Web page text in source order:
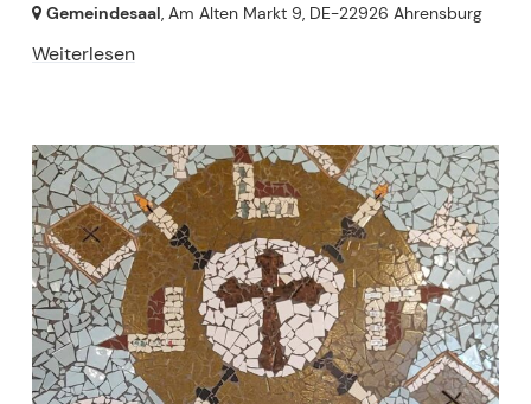
Gemeindesaal, Am Alten Markt 9, DE-22926 Ahrensburg
Weiterlesen